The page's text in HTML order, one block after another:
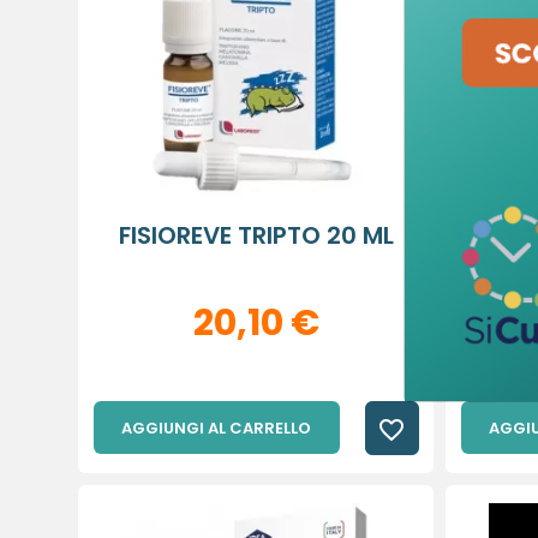
FISIOREVE TRIPTO 20 ML
20,10 €
AGGIUNGI AL CARRELLO favorite_border